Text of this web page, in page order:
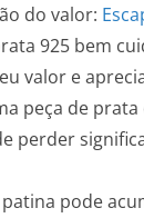
do valor:
925 bem
valor e
peça de prata
perder
patina pode